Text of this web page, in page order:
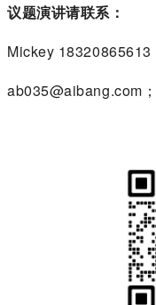
议题演讲请联系：
Mickey 18320865613
ab035@aibang.com；